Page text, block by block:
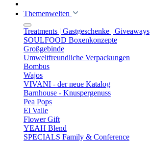
Themenwelten
Treatments | Gastgeschenke | Giveaways
SOULFOOD Boxenkonzepte
Großgebinde
Umweltfreundliche Verpackungen
Bombus
Wajos
VIVANI - der neue Katalog
Barnhouse - Knuspergenuss
Pea Pops
El Valle
Flower Gift
YEAH Blend
SPECIALS Family & Conference